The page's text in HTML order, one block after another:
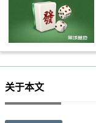
关于本文